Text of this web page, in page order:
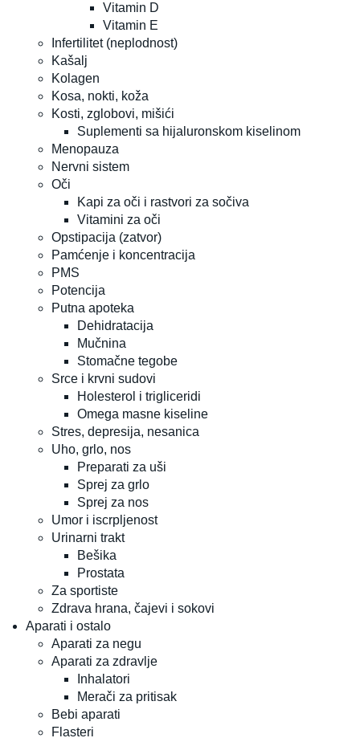
Vitamin D
Vitamin E
Infertilitet (neplodnost)
Kašalj
Kolagen
Kosa, nokti, koža
Kosti, zglobovi, mišići
Suplementi sa hijaluronskom kiselinom
Menopauza
Nervni sistem
Oči
Kapi za oči i rastvori za sočiva
Vitamini za oči
Opstipacija (zatvor)
Pamćenje i koncentracija
PMS
Potencija
Putna apoteka
Dehidratacija
Mučnina
Stomačne tegobe
Srce i krvni sudovi
Holesterol i trigliceridi
Omega masne kiseline
Stres, depresija, nesanica
Uho, grlo, nos
Preparati za uši
Sprej za grlo
Sprej za nos
Umor i iscrpljenost
Urinarni trakt
Bešika
Prostata
Za sportiste
Zdrava hrana, čajevi i sokovi
Aparati i ostalo
Aparati za negu
Aparati za zdravlje
Inhalatori
Merači za pritisak
Bebi aparati
Flasteri